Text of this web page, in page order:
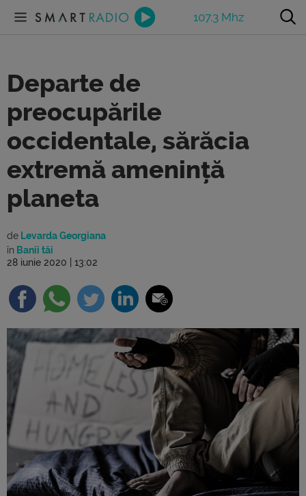
107.3 Mhz
Departe de
preocupările
occidentale, sărăcia
extremă amenință
planeta
de Levarda Georgiana
în Banii tăi
28 iunie 2020 | 13:02